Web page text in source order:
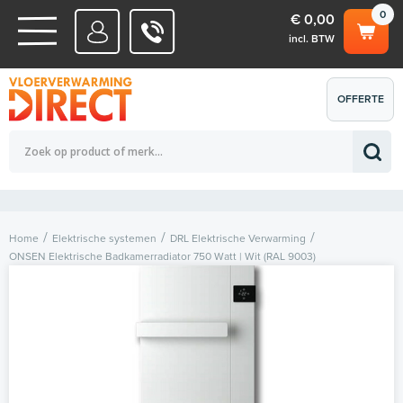
WATERSYSTEMEN
ELEKTRISCHE SYSTEMEN
0
€ 0,00
incl. BTW
Totaalbedrag (incl. BTW) € 0,00
OFFERTE
AANVRAGEN
Home Elektrische systemen
DRL Elektrische Verwarming
ONSEN Elektrische Badkamerradiator 750 Watt | Wit (RAL 9003)